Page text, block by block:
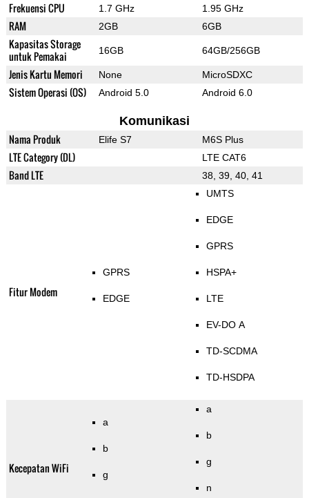
Frekuensi CPU 1.7 GHz 1.95 GHz
RAM 2GB 6GB
Kapasitas Storage
untuk Pemakai
16GB 64GB/256GB
Jenis Kartu Memori None MicroSDXC
Sistem Operasi (OS) Android 5.0 Android 6.0
Komunikasi
Nama Produk Elife S7 M6S Plus
LTE Category (DL) LTE CAT6
Band LTE 38, 39, 40, 41
Fitur Modem
GPRS
EDGE
UMTS
EDGE
GPRS
HSPA+
LTE
EV-DO A
TD-SCDMA
TD-HSDPA
Kecepatan WiFi
a
b
g
a
b
g
n